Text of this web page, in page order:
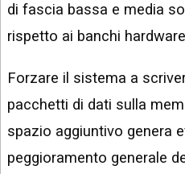
di fascia bassa e media
rispetto ai banchi
Forzare il sistema a
pacchetti di dati sulla
spazio aggiuntivo genera
peggioramento generale